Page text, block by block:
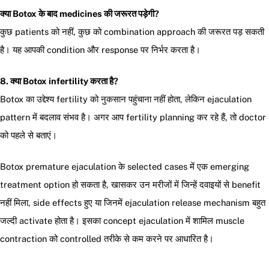
क्या Botox के बाद medicines की जरूरत पड़ेगी?
कुछ patients को नहीं, कुछ को combination approach की जरूरत पड़ सकती
है। यह आपकी condition और response पर निर्भर करता है।
8. क्या Botox infertility करता है?
Botox का उद्देश्य fertility को नुकसान पहुंचाना नहीं होता, लेकिन ejaculation
pattern में बदलाव संभव है। अगर आप fertility planning कर रहे हैं, तो doctor
को पहले से बताएं।
Botox premature ejaculation के selected cases में एक emerging
treatment option हो सकता है, खासकर उन मरीजों में जिन्हें दवाइयों से benefit
नहीं मिला, side effects हुए या जिनमें ejaculation release mechanism बहुत
जल्दी activate होता है। इसका concept ejaculation में शामिल muscle
contraction को controlled तरीके से कम करने पर आधारित है।